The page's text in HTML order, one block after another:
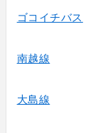
ゴコイチバス
南越線
大島線